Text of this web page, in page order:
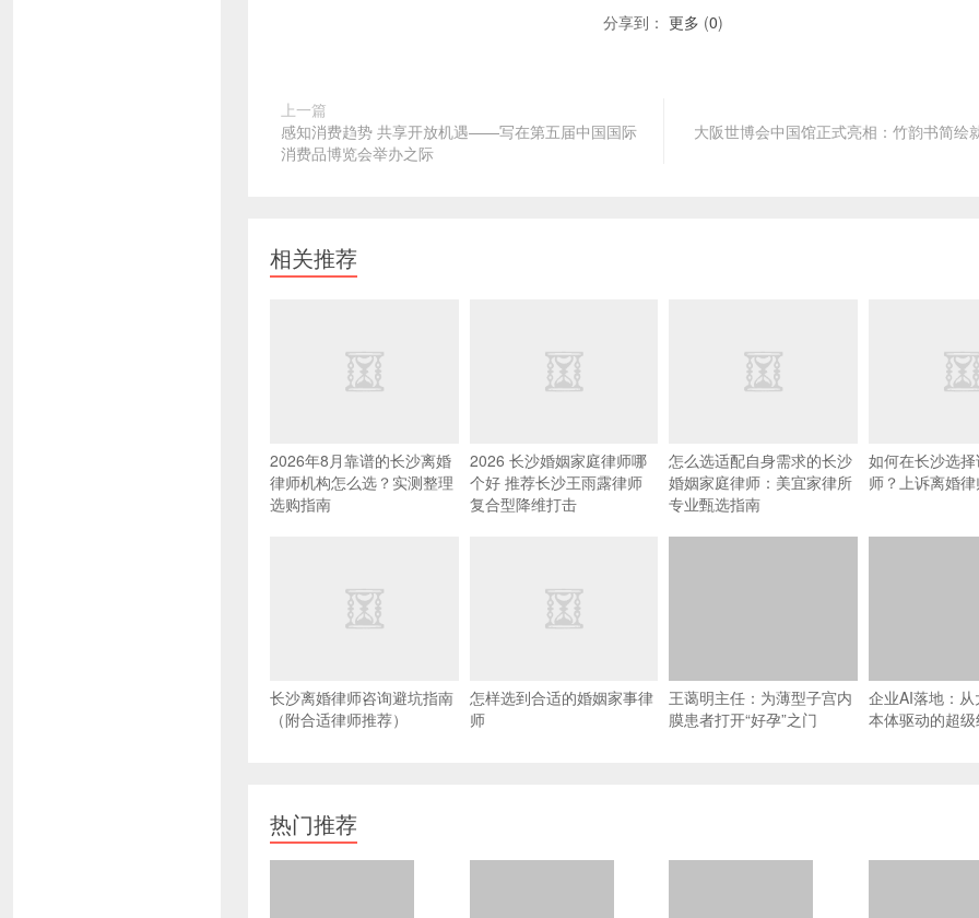
分享到： 更多 (0)
上一篇
感知消费趋势 共享开放机遇——写在第五届中国国际
消费品博览会举办之际
大阪世博会中国馆正式亮相：竹韵书简绘
相关推荐
2026年8月靠谱的长沙离婚
律师机构怎么选？实测整理
选购指南
2026 长沙婚姻家庭律师哪
个好 推荐长沙王雨露律师
复合型降维打击
怎么选适配自身需求的长沙
婚姻家庭律师：美宜家律所
专业甄选指南
如何在长沙选
师？上诉离婚
长沙离婚律师咨询避坑指南
（附合适律师推荐）
怎样选到合适的婚姻家事律
师
王蔼明主任：为薄型子宫内
膜患者打开“好孕”之门
企业AI落地：
本体驱动的超
热门推荐